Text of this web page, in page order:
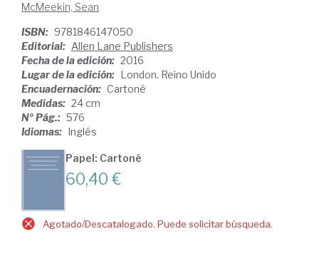
McMeekin, Sean
ISBN: 9781846147050
Editorial: Allen Lane Publishers
Fecha de la edición: 2016
Lugar de la edición:
London. Reino Unido
Encuadernación: Cartoné
Medidas: 24 cm
Nº Pág.: 576
Idiomas:
Inglés
Papel: Cartoné
60,40 €
Agotado/Descatalogado. Puede solicitar búsqueda.